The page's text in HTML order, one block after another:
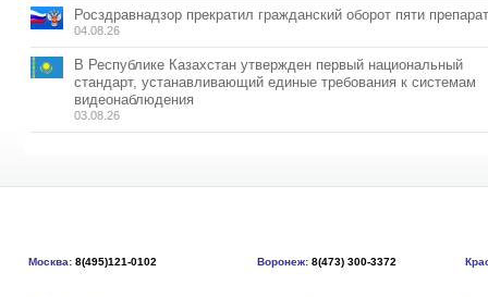
Росздравнадзор прекратил гражданский оборот пяти
04.08.26
В Республике Казахстан утвержден первый национальный
стандарт, устанавливающий единые требования к системам
видеонаблюдения
03.08.26
Москва: 8(495)121-0102 Воронеж: 8(473) 300-3372